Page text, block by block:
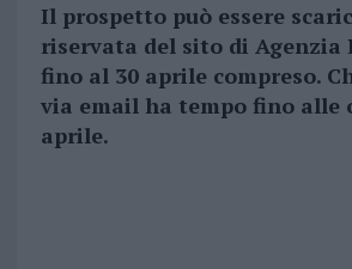
Il prospetto può essere
riservata del sito di Agenzia
fino al 30 aprile compreso.
via email ha tempo fino alle
aprile.